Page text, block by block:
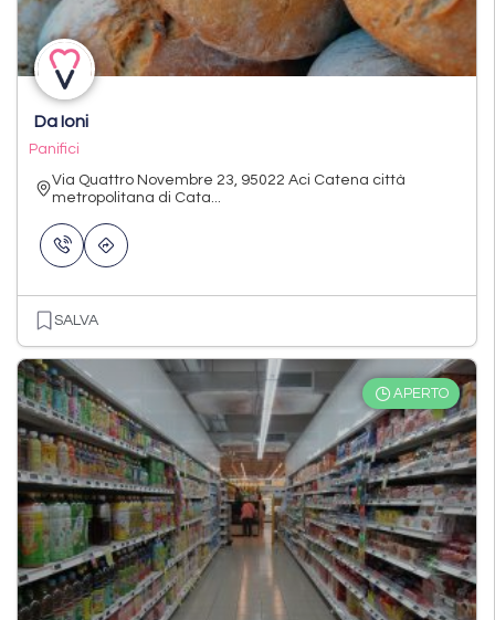
Da Ioni
Panifici
Via Quattro Novembre 23, 95022 Aci Catena città
metropolitana di Cata...
SALVA
APERTO